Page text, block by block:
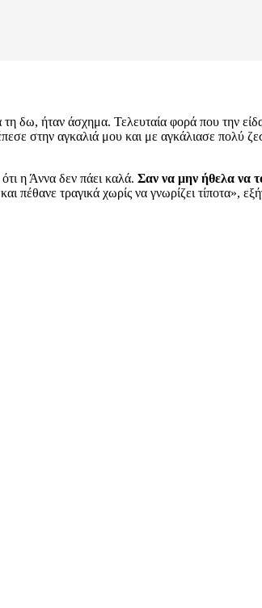
τη δω, ήταν άσχημα. Τελευταία φορά που την
στην αγκαλιά μου και με αγκάλιασε πολύ
η Άννα δεν πάει καλά. Σαν να μην ήθελα να
πέθανε τραγικά χωρίς να γνωρίζει τίποτα»,